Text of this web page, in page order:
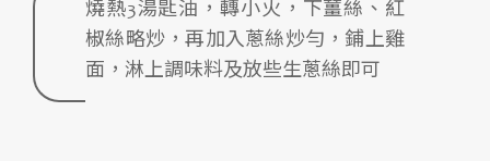
燒熱3湯匙油，轉小火，下薑絲、紅
椒絲略炒，再加入蔥絲炒勻，鋪上雞
面，淋上調味料及放些生蔥絲即可